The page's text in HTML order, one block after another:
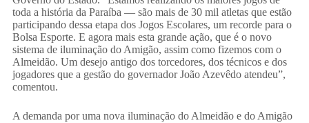
toda a história da Paraíba — são mais de 30 mil atletas que estão
participando dessa etapa dos Jogos Escolares, um recorde para o
Bolsa Esporte. E agora mais esta grande ação, que é o novo
sistema de iluminação do Amigão, assim como fizemos com o
Almeidão. Um desejo antigo dos torcedores, dos técnicos e dos
jogadores que a gestão do governador João Azevêdo atendeu”,
comentou.
A demanda por uma nova iluminação do Almeidão e do Amigão